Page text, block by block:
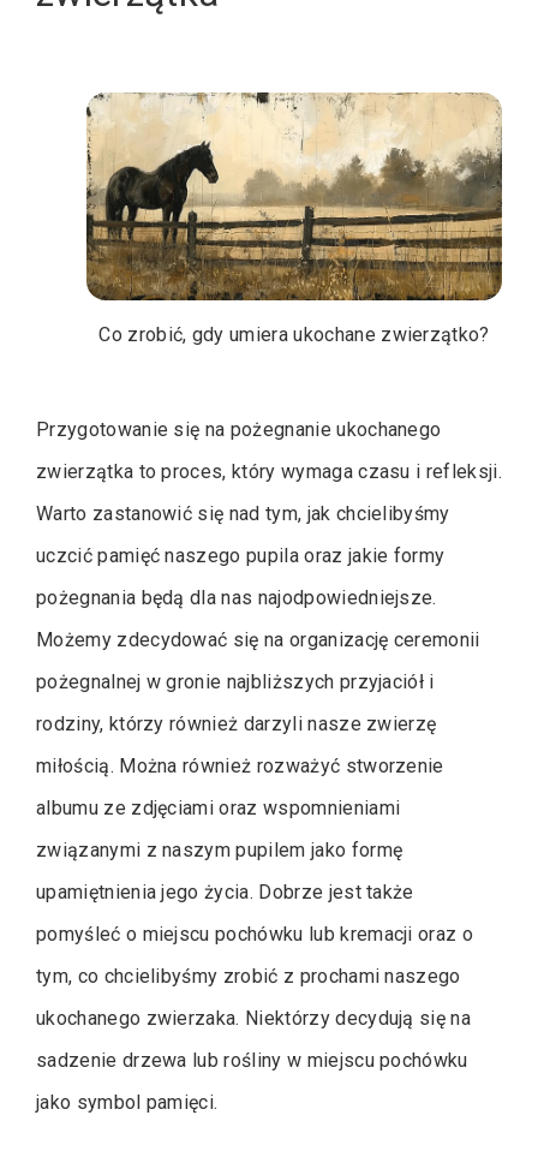
Co zrobić, gdy umiera ukochane zwierzątko?
Przygotowanie się na pożegnanie ukochanego
zwierzątka to proces, który wymaga czasu i refleksji.
Warto zastanowić się nad tym, jak chcielibyśmy
uczcić pamięć naszego pupila oraz jakie formy
pożegnania będą dla nas najodpowiedniejsze.
Możemy zdecydować się na organizację ceremonii
pożegnalnej w gronie najbliższych przyjaciół i
rodziny, którzy również darzyli nasze zwierzę
miłością. Można również rozważyć stworzenie
albumu ze zdjęciami oraz wspomnieniami
związanymi z naszym pupilem jako formę
upamiętnienia jego życia. Dobrze jest także
pomyśleć o miejscu pochówku lub kremacji oraz o
tym, co chcielibyśmy zrobić z prochami naszego
ukochanego zwierzaka. Niektórzy decydują się na
sadzenie drzewa lub rośliny w miejscu pochówku
jako symbol pamięci.